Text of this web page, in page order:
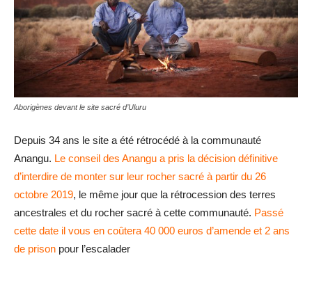
Aborigènes devant le site sacré d’Uluru
Depuis 34 ans le site a été rétrocédé à la communauté
Anangu. Le conseil des Anangu a pris la décision définitive
d’interdire de monter sur leur rocher sacré à partir du 26
octobre 2019, le même jour que la rétrocession des terres
ancestrales et du rocher sacré à cette communauté. Passé
cette date il vous en coûtera 40 000 euros d’amende et 2 ans
de prison pour l’escalader